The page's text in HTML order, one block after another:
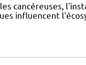
cancéreuses,
influencent